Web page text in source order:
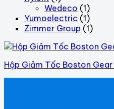
Wedeco (1)
Yumoelectric (1)
Zimmer Group (1)
Hộp Giảm Tốc Boston